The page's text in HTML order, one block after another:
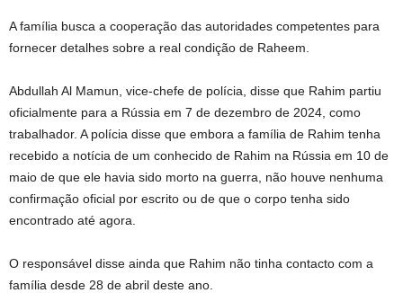
A família busca a cooperação das autoridades competentes para
fornecer detalhes sobre a real condição de Raheem.
Abdullah Al Mamun, vice-chefe de polícia, disse que Rahim partiu
oficialmente para a Rússia em 7 de dezembro de 2024, como
trabalhador. A polícia disse que embora a família de Rahim tenha
recebido a notícia de um conhecido de Rahim na Rússia em 10 de
maio de que ele havia sido morto na guerra, não houve nenhuma
confirmação oficial por escrito ou de que o corpo tenha sido
encontrado até agora.
O responsável disse ainda que Rahim não tinha contacto com a
família desde 28 de abril deste ano.